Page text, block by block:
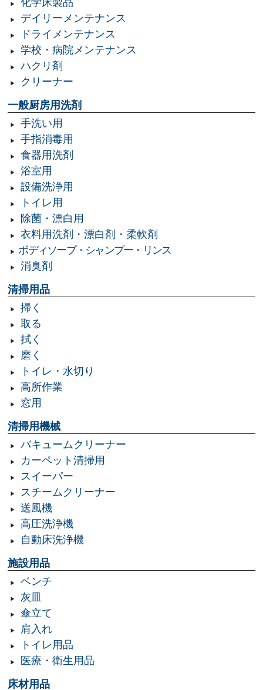
化学床製品
デイリーメンテナンス
ドライメンテナンス
学校・病院メンテナンス
ハクリ剤
クリーナー
一般厨房用洗剤
手洗い用
手指消毒用
食器用洗剤
浴室用
設備洗浄用
トイレ用
除菌・漂白用
衣料用洗剤・漂白剤・柔軟剤
ボディソープ・シャンプー・リンス
消臭剤
清掃用品
掃く
取る
拭く
磨く
トイレ・水切り
高所作業
窓用
清掃用機械
バキュームクリーナー
カーペット清掃用
スイーパー
スチームクリーナー
送風機
高圧洗浄機
自動床洗浄機
施設用品
ベンチ
灰皿
傘立て
肩入れ
トイレ用品
医療・衛生用品
床材用品